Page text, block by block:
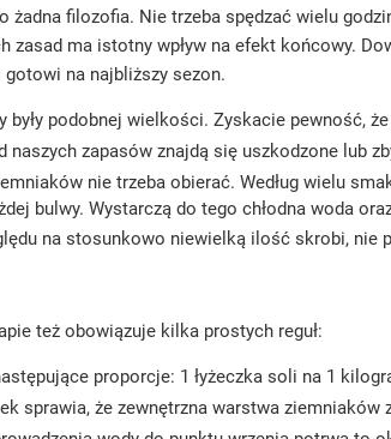
filozofia. Nie trzeba spędzać wielu
ma istotny wpływ na efekt końcowy.
gotowi na najbliższy sezon.
były podobnej wielkości. Zyskacie pewność,
zapasów znajdą się uszkodzone lub
nie trzeba obierać. Według wielu
bulwy. Wystarczą do tego chłodna woda
na stosunkowo niewielką ilość skrobi, nie
też obowiązuje kilka prostych reguł:
proporcje: 1 łyżeczka soli na 1
sprawia, że zewnętrzna warstwa ziemniaków